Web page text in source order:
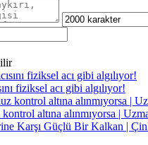
fiziksel acı gibi algılıyor!
altına alınmıyorsa |